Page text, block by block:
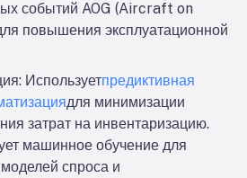
событий AOG (Aircraft on
повышения эксплуатационной
: Используетпредиктивная
для минимизации
затрат на инвентаризацию.
машинное обучение для
спроса и